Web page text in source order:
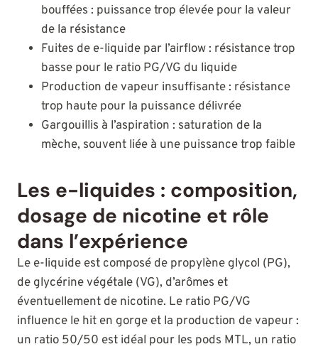
bouffées : puissance trop élevée pour la valeur
de la résistance
Fuites de e-liquide par l’airflow : résistance trop
basse pour le ratio PG/VG du liquide
Production de vapeur insuffisante : résistance
trop haute pour la puissance délivrée
Gargouillis à l’aspiration : saturation de la
mèche, souvent liée à une puissance trop faible
Les e-liquides : composition,
dosage de nicotine et rôle
dans l’expérience
Le e-liquide est composé de propylène glycol (PG),
de glycérine végétale (VG), d’arômes et
éventuellement de nicotine. Le ratio PG/VG
influence le hit en gorge et la production de vapeur :
un ratio 50/50 est idéal pour les pods MTL, un ratio